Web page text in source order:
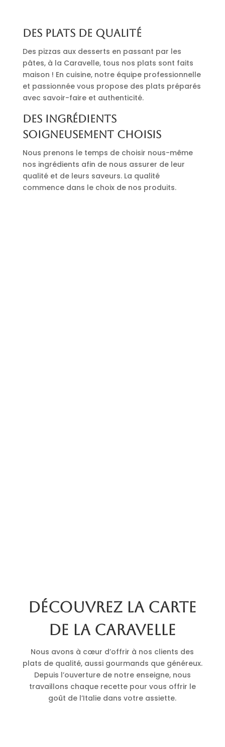
Des plats de qualité
Des pizzas aux desserts en passant par les
pâtes, à la Caravelle, tous nos plats sont faits
maison ! En cuisine, notre équipe professionnelle
et passionnée vous propose des plats préparés
avec savoir-faire et authenticité.
Des ingrédients
soigneusement choisis
Nous prenons le temps de choisir nous-même
nos ingrédients afin de nous assurer de leur
qualité et de leurs saveurs. La qualité
commence dans le choix de nos produits.
Découvrez la carte
de La Caravelle
Nous avons à cœur d’offrir à nos clients des
plats de qualité, aussi gourmands que généreux.
Depuis l’ouverture de notre enseigne, nous
travaillons chaque recette pour vous offrir le
goût de l’Italie dans votre assiette.